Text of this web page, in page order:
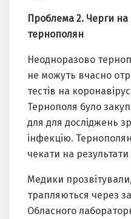
Проблема 2. Черги на
тернополян
Неодноразово
не можуть вчасно
тестів на
Тернополя було
для для досліджень
інфекцію.
чекати на результати
Медики
трапляються через
Обласного